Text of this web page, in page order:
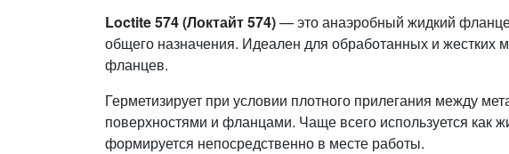
Loctite 574 (Локтайт 574)— это анаэробный жидкий
общего назначения. Идеален для обработанных и жестких
фланцев.
Герметизирует при условии плотного прилегания между
поверхностями и фланцами. Чаще всего используется как
формируется непосредственно в месте работы.